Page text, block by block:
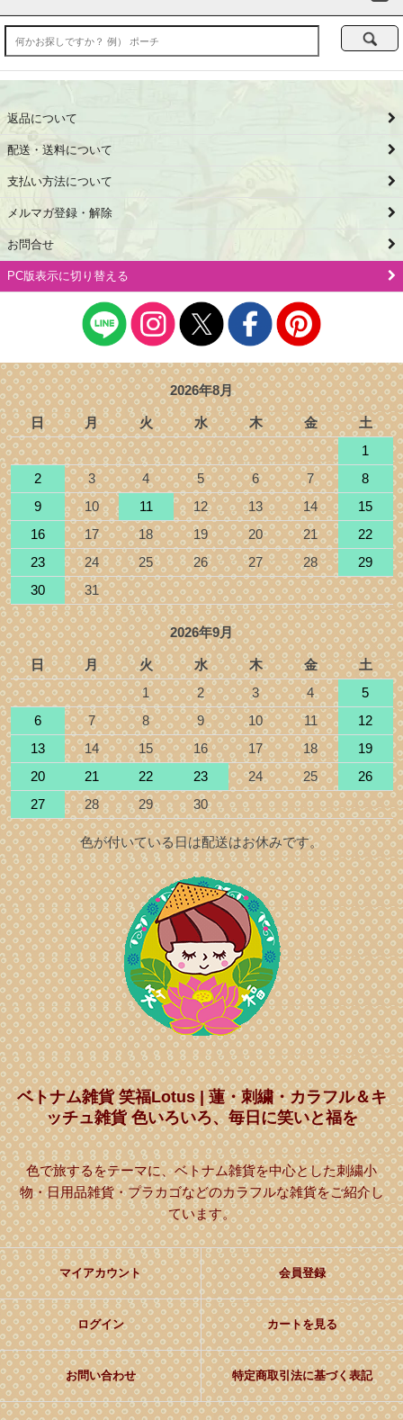
返品について
配送・送料について
支払い方法について
メルマガ登録・解除
お問合せ
PC版表示に切り替える
2026年8月
日 月 火 水 木 金
土
1
2
3 4 5 6 7
8
9
10 11 12 13 14
15
16
17 18 19 20 21
22
23
24 25 26 27 28
29
30
31
2026年9月
日 月 火 水 木 金
土
1
2 3 4
5
6
7 8 9 10 11
12
13
14 15 16 17 18
19
20
21 22 23 24 25
26
27
28 29 30
色が付いている日は配送はお休みです。
ベトナム雑貨 笑福Lotus | 蓮・刺繍・カラフル＆キ
ッチュ雑貨 色いろいろ、毎日に笑いと福を
色で旅するをテーマに、ベトナム雑貨を中心とした刺繍小
物・日用品雑貨・プラカゴなどのカラフルな雑貨をご紹介し
ています。
マイアカウント 会員登録
ログイン カートを見る
お問い合わせ 特定商取引法に基づく表記